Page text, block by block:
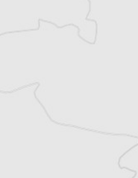
Tous nos articles de